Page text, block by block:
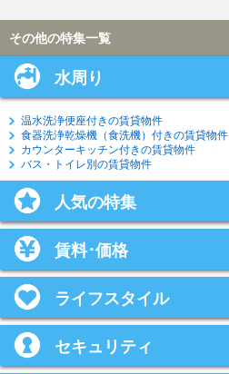
その他の特集一覧
水周り
温水洗浄便座付きの賃貸物件
食器洗浄乾燥機（食洗機）付きの賃貸物件
カウンターキッチン付きの賃貸物件
バス・トイレ別の賃貸物件
人気の特集
賃料･価格
ライフスタイル
セキュリティ